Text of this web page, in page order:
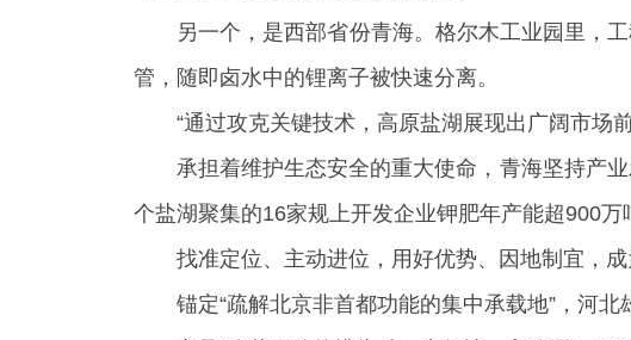
另一个，是西部省份青海。格尔木工业园里，
管，随即卤水中的锂离子被快速分离。
“通过攻克关键技术，高原盐湖展现出广阔市场
承担着维护生态安全的重大使命，青海坚持产
个盐湖聚集的16家规上开发企业钾肥年产能超900万
找准定位、主动进位，用好优势、因地制宜，
锚定“疏解北京非首都功能的集中承载地”，河北